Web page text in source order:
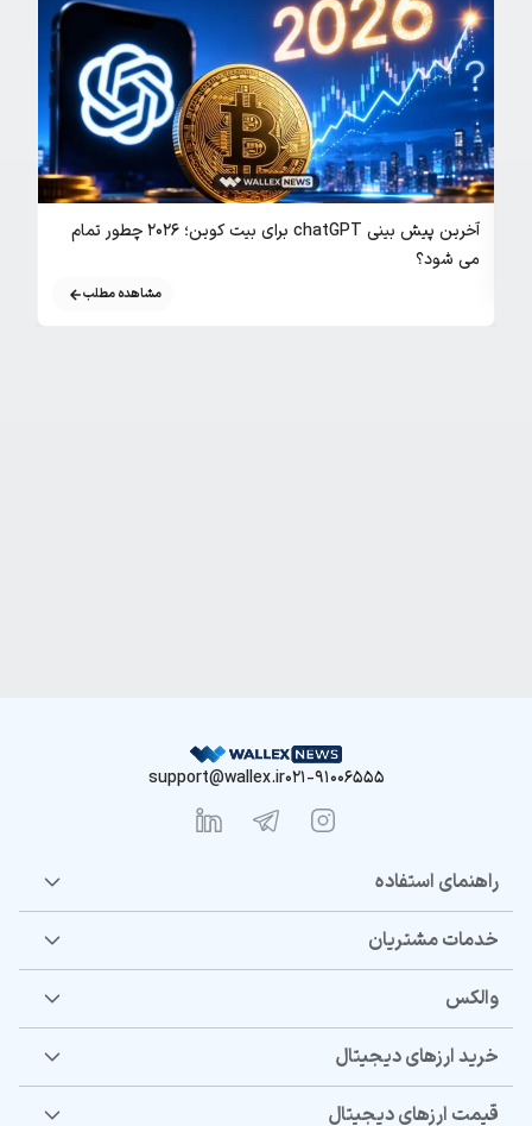
آخرین پیش بینی chatGPT برای بیت کوین؛ ۲۰۲۶ چطور تمام
می شود؟
مشاهده مطلب
021-91006555
support@wallex.ir
راهنمای استفاده
خدمات مشتریان
والکس
خرید ارزهای دیجیتال
قیمت ارزهای دیجیتال